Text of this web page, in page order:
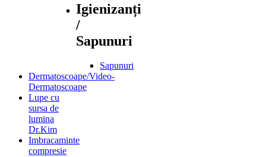
Igienizanți
/
Sapunuri
Sapunuri
Dermatoscoape/Video-
Dermatoscoape
Lupe cu
sursa de
lumina
Dr.Kim
Imbracaminte
compresie